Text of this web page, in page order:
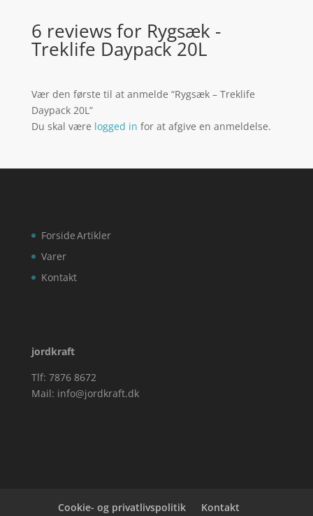
6 reviews for Rygsæk -
Treklife Daypack 20L
Vær den første til at anmelde “Rygsæk – Treklife
Daypack 20L”
Du skal være logged in for at afgive en anmeldelse.
Forside
Varer
Kontakt
Artikler
jordkraft
Tlf: 7876 8672
Mail: info@jordkraft.dk
Cookie- og privatlivspolitik Kontakt